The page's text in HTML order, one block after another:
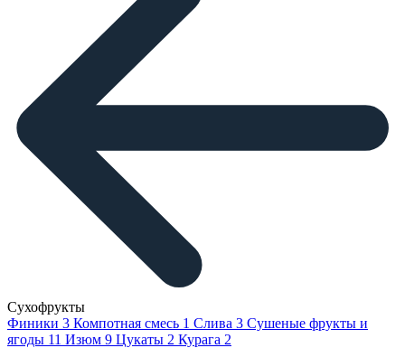
Сухофрукты
Финики 3 Компотная смесь 1 Слива 3 Сушеные фрукты и
ягоды 11 Изюм 9 Цукаты 2 Курага 2